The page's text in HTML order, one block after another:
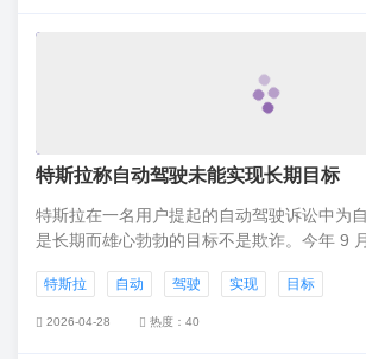
多人都会选择关闭系统自动更新。
特斯拉称自动驾驶未能实现长期目标
特斯拉在一名用户提起的自动驾驶诉讼中为
是长期而雄心勃勃的目标不是欺诈。今年 9
强型自动驾驶和完全自动驾驶（FSD）技术上
特斯拉 自动 驾驶 实现 目标
2026-04-28 热度：40